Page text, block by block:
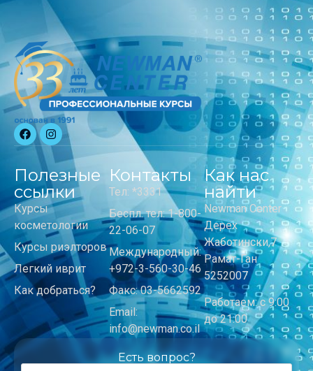
Полезные
ссылки
Курсы
косметологии
Курсы риэлторов
Легкий иврит
Как добраться?
Контакты
Тел: *3331
Беспл. тел: 1-800-
22-06-07
Международный:
+972-3-560-30-46
Факс: 03-5662592
Email:
info@newman.co.il
Как нас
найти
Newman Center
Дерех
Жаботински,7
Рамат-Ган
5252007
Работаем: с 9:00
до 21:00
Есть вопрос?